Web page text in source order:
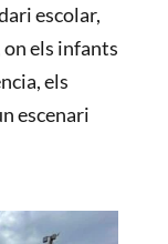
escolar,
els infants
els
escenari